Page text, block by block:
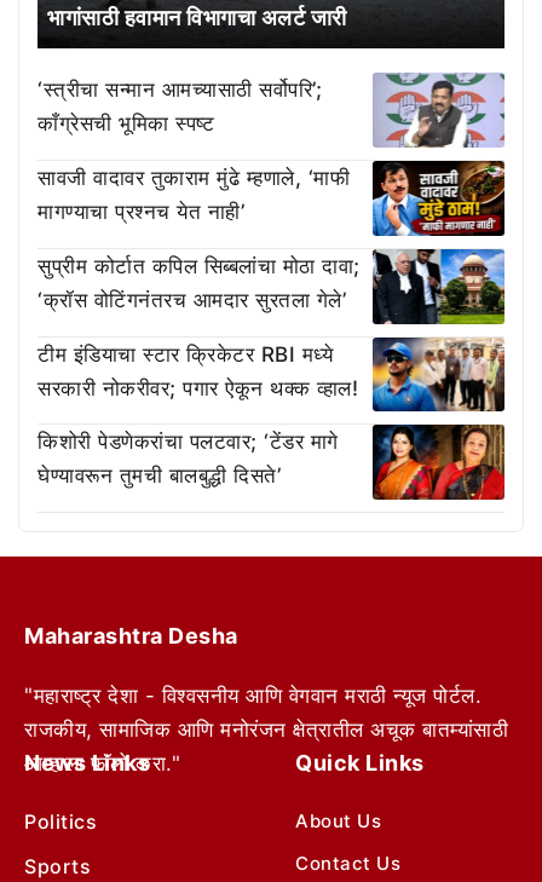
भागांसाठी हवामान विभागाचा अलर्ट जारी
‘स्त्रीचा सन्मान आमच्यासाठी सर्वोपरि’;
काँग्रेसची भूमिका स्पष्ट
सावजी वादावर तुकाराम मुंढे म्हणाले, ‘माफी
मागण्याचा प्रश्नच येत नाही’
सुप्रीम कोर्टात कपिल सिब्बलांचा मोठा दावा;
‘क्रॉस वोटिंगनंतरच आमदार सुरतला गेले’
टीम इंडियाचा स्टार क्रिकेटर RBI मध्ये
सरकारी नोकरीवर; पगार ऐकून थक्क व्हाल!
किशोरी पेडणेकरांचा पलटवार; ‘टेंडर मागे
घेण्यावरून तुमची बालबुद्धी दिसते’
Maharashtra Desha
"महाराष्ट्र देशा - विश्वसनीय आणि वेगवान मराठी न्यूज पोर्टल.
राजकीय, सामाजिक आणि मनोरंजन क्षेत्रातील अचूक बातम्यांसाठी
आम्हाला फॉलो करा."
News Links
Politics
Sports
Quick Links
About Us
Contact Us